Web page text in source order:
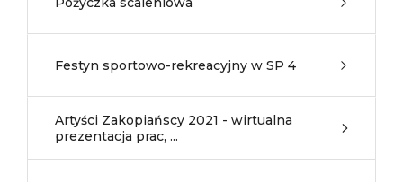
Festyn sportowo-rekreacyjny w SP 4
Artyści Zakopiańscy 2021 - wirtualna
prezentacja prac, ...